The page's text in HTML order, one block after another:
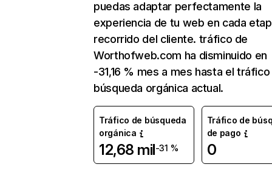
puedas adaptar perfectamente la
experiencia de tu web en cada
recorrido del cliente. tráfico de
Worthofweb.com ha disminuido en
-31,16 % mes a mes hasta el
búsqueda orgánica actual.
Tráfico de búsqueda
orgánica
12,68 mil-31 %
Tráfico de
de pago
0